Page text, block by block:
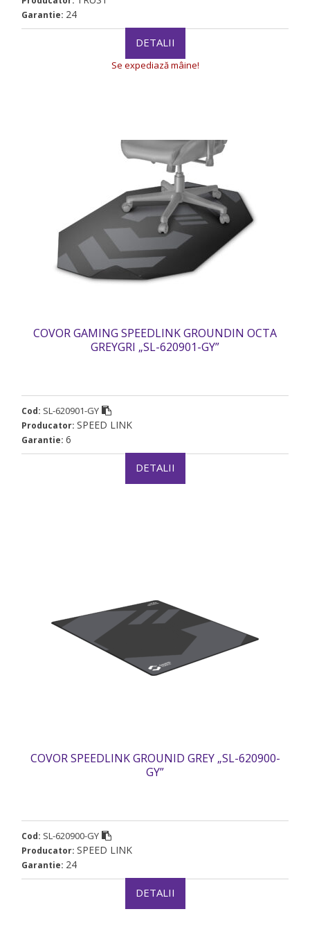
Garantie: 24
DETALII
Se expediază mâine!
COVOR GAMING SPEEDLINK GROUNDIN OCTA
GREYGRI „SL-620901-GY”
Cod: SL-620901-GY
Producator: SPEED LINK
Garantie: 6
DETALII
COVOR SPEEDLINK GROUNID GREY „SL-620900-
GY”
Cod: SL-620900-GY
Producator: SPEED LINK
Garantie: 24
DETALII